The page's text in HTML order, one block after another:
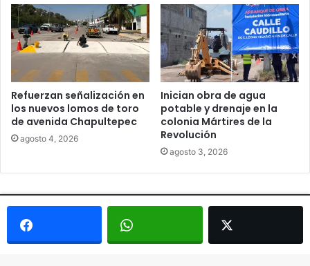
Refuerzan señalización en
los nuevos lomos de toro
de avenida Chapultepec
agosto 4, 2026
Inician obra de agua
potable y drenaje en la
colonia Mártires de la
Revolución
agosto 3, 2026
© Copyright 2026, Todos los derechos reservados - Metrópoli
San Luis 2013 |